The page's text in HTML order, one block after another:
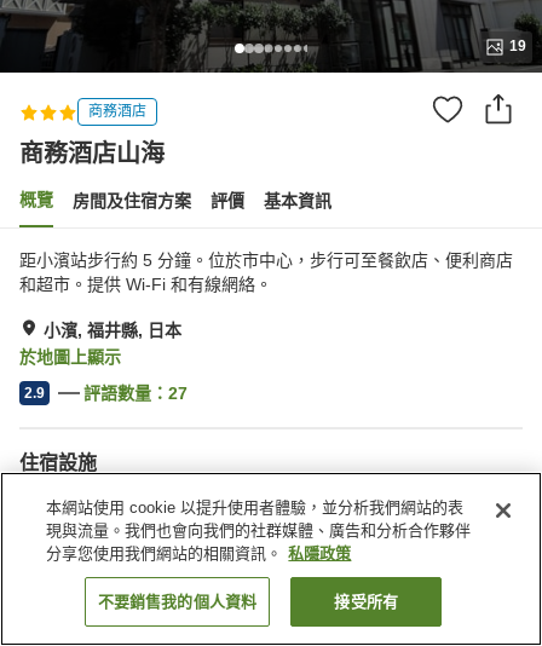
19
商務酒店
商務酒店山海
概覽 房間及住宿方案 評價 基本資訊
距小濱站步行約 5 分鐘。位於市中心，步行可至餐飲店、便利商店
和超市。提供 Wi-Fi 和有線網絡。
小濱, 福井縣, 日本
於地圖上顯示
2.9 評語數量： 27
住宿設施
停車場
自動販賣機
送遞服務
找客房
本網站使用 cookie 以提升使用者體驗，並分析我們網站的表
現與流量。我們也會向我們的社群媒體、廣告和分析合作夥伴
分享您使用我們網站的相關資訊。
私隱政策
不要銷售我的個人資料 接受所有